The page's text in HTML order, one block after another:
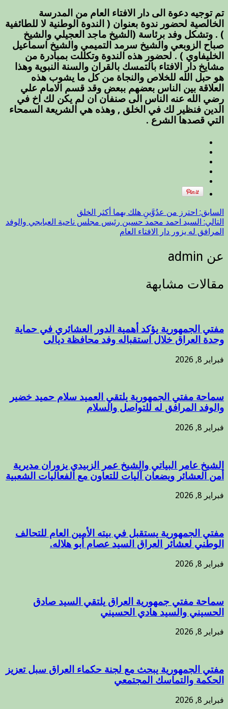
الافتاء
العام
يلبي
الندوة
في
المدرسة
الخالصية
مغلقة
تم توجيه دعوة الى دار الافتاء العام من المدرسة
الخالصية لحضور ندوة بعنوان ( الندوة الوطنية لا للطائفية
) . وتشكل وفد برئاسة (الشيخ ماجد العجيلي والشيخ
صباح الزوبعي والشيخ سرمد التميمي والشيخ اسماعيل
الخليفاوي ) . لحضور هذه الندوة وتكللت بمبادرة من
مشايخ دار الافتاء بالتمسك بالقران والسنة النبوية وهذا
هو حبل الله للخلاص والنجاة من كل ما يشوب هذه
العلاقة بين الناس بعضهم ببعض وقد قسم الامام علي
رضي الله عنه الناس الى صنفان ان لم يكن لك اخ في
الدين فنظير لك في الخلق , وهذه هي الشريعة السمحاء
التي قصدها الشرع .
السابق: احترز من عدُوَّينِ هلك بهما أكثر الخلق
التالي: السيد احمد محمد حسين رئيس مجلس ناحية العبايجي والوفد
المرافق له يزور دار الافتاء العام
عن admin
مقالات مشابهة
مفتي الجمهورية يؤكد أهمية الدور العشائري في حماية
وحدة العراق خلال استقباله وفد محافظة ديالى
فبراير 8, 2026
سماحة مفتي الجمهورية يلتقي العميد سلام حميد خضير
والوفد المرافق له للتواصل والسلام
فبراير 8, 2026
الشيخ عامر البياتي والشيخ عمر الزبيدي يزوران مديرية
أمن العشائر ويضعان آليات للتعاون مع الفعاليات الشعبية
فبراير 8, 2026
مفتي الجمهورية يستقبل في بيته الأمين العام للتحالف
الوطني لعشائر العراق السيد عصام أبو هلاله.
فبراير 8, 2026
سماحة مفتي جمهورية العراق يلتقي السيد صادق
الحسيني والسيد هادي الحسيني
فبراير 8, 2026
مفتي الجمهورية يبحث مع لجنة حكماء العراق سبل تعزيز
الحكمة والتماسك المجتمعي
فبراير 8, 2026